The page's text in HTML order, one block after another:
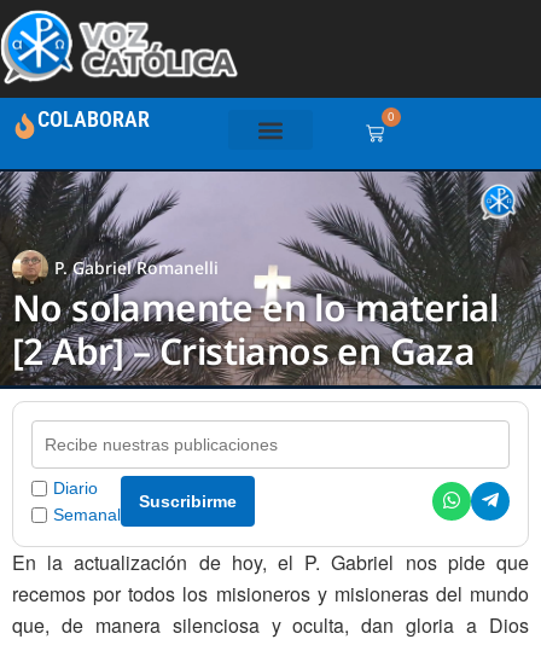
COLABORAR 0
P. Gabriel Romanelli
No solamente en lo material
[2 Abr] – Cristianos en Gaza
Diario
Semanal
Suscribirme
En la actualización de hoy, el P. Gabriel nos pide que
recemos por todos los misioneros y misioneras del mundo
que, de manera silenciosa y oculta, dan gloria a Dios